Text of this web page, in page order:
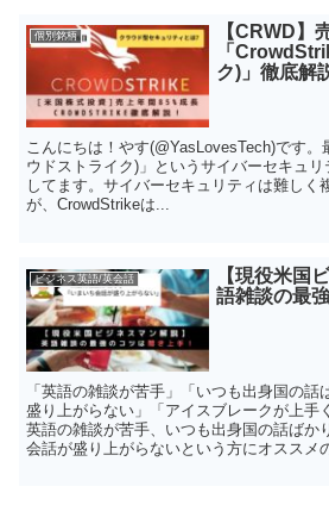
個別銘柄
【CRWD】
「
ク)」徹底解
こんにちは！やす(@YasLovesTech)です。
ウドストライク)」というサイバーセキュ
してます。サイバーセキュリティは難しく
が、CrowdStrikeは...
ビジネス英語/英会話
【現役米国
語雑談の最
「英語の雑談が苦手」「いつも出身国の
盛り上がらない」「アイスブレークが上手
英語の雑談が苦手、いつも出身国の話ばか
会話が盛り上がらないという方にオススメ